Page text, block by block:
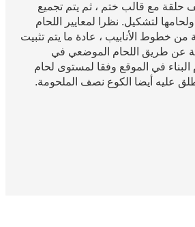
مع قالب ختم ، ثم يتم تجميع
لتشكيل. نظرا لمعايير اللحام
من خطوط الأنابيب ، عادة ما يتم تثبيت
عن طريق اللحام الموضعي في
في الموقع وفقا لمستوى لحام
عليه أيضا الكوع نصف الملحومة.